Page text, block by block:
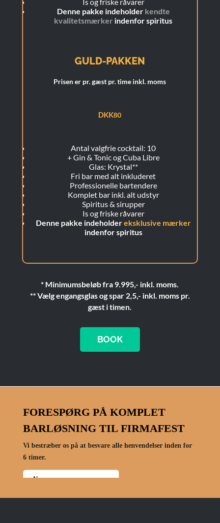
Denne pakke indeholder kendte
kvalitetsmærker indenfor spiritus
GULD-PAKKEN
Prisen er pr. gæst pr. time inkl. moms
DKK80
Antal valgfrie cocktail: 10
+Gin & Tonic og Cuba Libre
Glas: Krystal**
Fri bar med alt inkluderet
Professionelle bartendere
Komplet bar inkl. alt udstyr
Spiritus & sirupper
Is og friske råvarer
Denne pakke indeholdereksklusive mærker
indenfor spiritus
* Minimumsbeløb fra 9.995,- inkl. moms.
** Vælg engangsglas og spar 2,5,- inkl. moms pr.
gæst i timen.
BOOK